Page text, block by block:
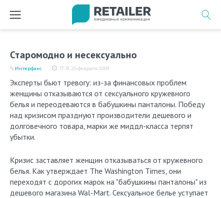
Старомодно и несексуально
17:31, 25 февраля 2009
Интерфакс
Эксперты бьют тревогу: из-за финансовых проблем
женщины отказываются от сексуального кружевного
белья и переодеваются в бабушкины панталоны. Победу
над кризисом празднуют производители дешевого и
долговечного товара, марки же миддл-класса терпят
убытки.
Кризис заставляет женщин отказываться от кружевного
белья. Как утверждает The Washington Times, они
переходят с дорогих марок на "бабушкины панталоны" из
дешевого магазина Wal-Mart. Сексуальное белье уступает